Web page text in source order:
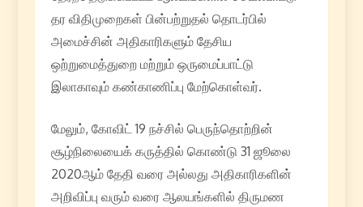
தர விதிமுறைகள் பின்பற்றுதல் தொடர்பில்
அமைச்சின் அதிகாரிகளும் தேசிய
ஒற்றுமைத்துறை மற்றும் ஒருமைப்பாட்டு
இலாகாவும் கண்காணிப்பு மேற்கொள்வர்.
மேலும், கோவிட் 19 நச்சில் பெருந்தொற்றின்
சூழ்நிலையைக் கருத்தில் கொண்டு 31 ஜூலை
2020ஆம் தேதி வரை அல்லது அதிகாரிகளின்
அறிவிப்பு வரும் வரை ஆலயங்களில் திருமண